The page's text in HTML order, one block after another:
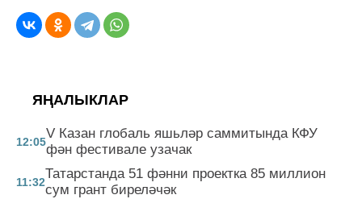
ЯҢАЛЫКЛАР
12:05
V Казан глобаль яшьләр саммитында КФУ
фән фестивале узачак
11:32
Татарстанда 51 фәнни проектка 85 миллион
сум грант биреләчәк